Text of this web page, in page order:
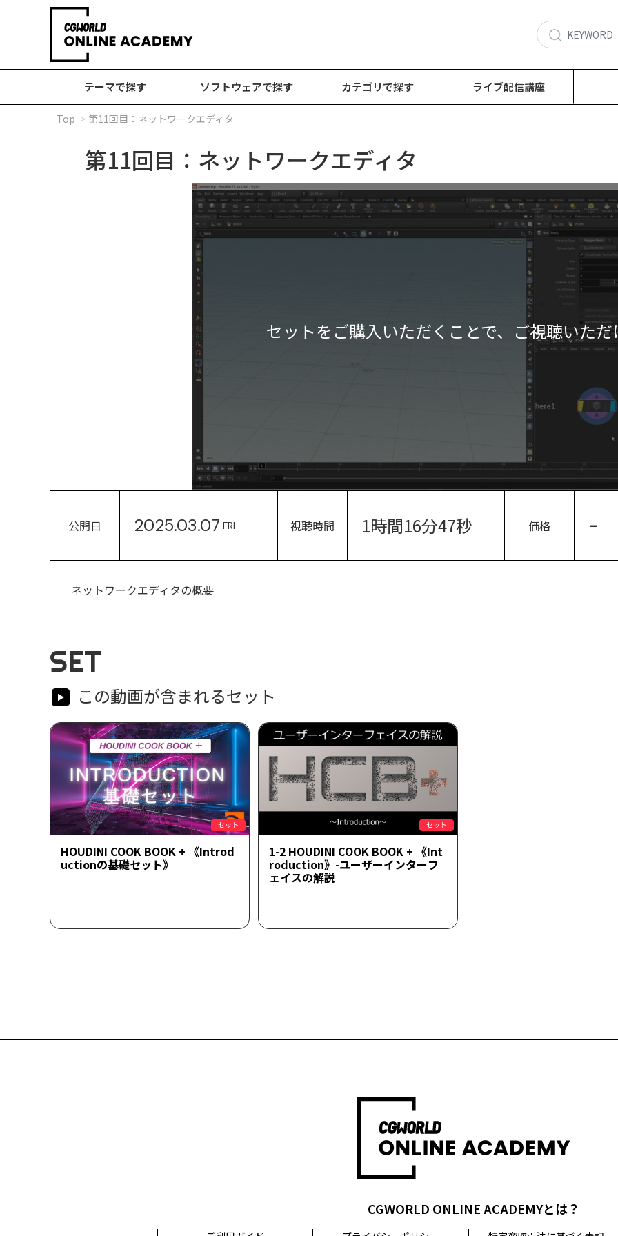
テーマで探す ソフトウェアで探す カテゴリで探す ライブ配信講座
Top 第11回目：ネットワークエディタ
第11回目：ネットワークエディタ
セットをご購入いただくことで、ご視聴いた
公開日 2025.03.07 FRI 視聴時間 1時間16分47秒 価格 -
ネットワークエディタの概要
SET
この動画が含まれるセット
セット
HOUDINI COOK BOOK + 《Introd
uctionの基礎セット》
セット
1-2 HOUDINI COOK BOOK + 《Int
roduction》-ユーザーインターフ
ェイスの解説
CGWORLD ONLINE ACADEMYとは？